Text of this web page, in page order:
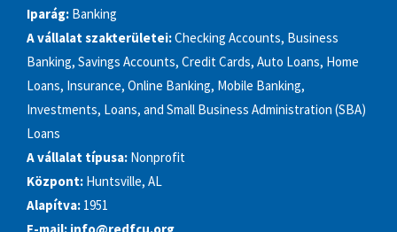
Iparág: Banking
A vállalat szakterületei:Checking Accounts, Business
Banking, Savings Accounts, Credit Cards, Auto Loans, Home
Loans, Insurance, Online Banking, Mobile Banking,
Investments, Loans, and Small Business Administration (SBA)
Loans
A vállalat típusa: Nonprofit
Központ: Huntsville, AL
Alapítva: 1951